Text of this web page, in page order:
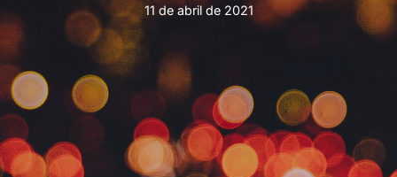
11 de abril de 2021